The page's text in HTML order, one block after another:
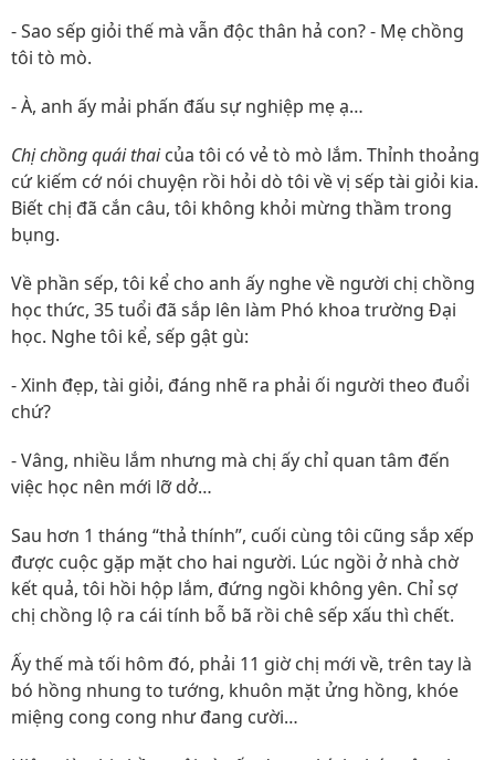
- Sao sếp giỏi thế mà vẫn độc thân hả con? - Mẹ chồng
tôi tò mò.
- À, anh ấy mải phấn đấu sự nghiệp mẹ ạ…
Chị chồng quái thaicủa tôi có vẻ tò mò lắm. Thỉnh thoảng
cứ kiếm cớ nói chuyện rồi hỏi dò tôi về vị sếp tài giỏi kia.
Biết chị đã cắn câu, tôi không khỏi mừng thầm trong
bụng.
Về phần sếp, tôi kể cho anh ấy nghe về người chị chồng
học thức, 35 tuổi đã sắp lên làm Phó khoa trường Đại
học. Nghe tôi kể, sếp gật gù:
- Xinh đẹp, tài giỏi, đáng nhẽ ra phải ối người theo đuổi
chứ?
- Vâng, nhiều lắm nhưng mà chị ấy chỉ quan tâm đến
việc học nên mới lỡ dở…
Sau hơn 1 tháng “thả thính”, cuối cùng tôi cũng sắp xếp
được cuộc gặp mặt cho hai người. Lúc ngồi ở nhà chờ
kết quả, tôi hồi hộp lắm, đứng ngồi không yên. Chỉ sợ
chị chồng lộ ra cái tính bỗ bã rồi chê sếp xấu thì chết.
Ấy thế mà tối hôm đó, phải 11 giờ chị mới về, trên tay là
bó hồng nhung to tướng, khuôn mặt ửng hồng, khóe
miệng cong cong như đang cười…